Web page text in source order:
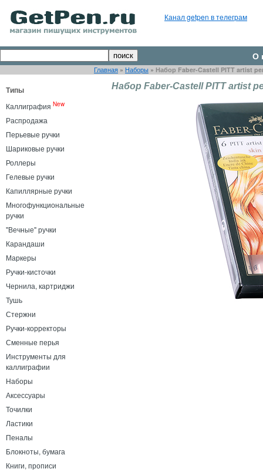
Канал getpen в телеграм
О
Главная » Наборы » Набор Faber-Castell PITT artist
Типы
Каллиграфия New
Распродажа
Перьевые ручки
Шариковые ручки
Роллеры
Гелевые ручки
Капиллярные ручки
Многофункциональные
ручки
"Вечные" ручки
Карандаши
Маркеры
Ручки-кисточки
Чернила, картриджи
Тушь
Стержни
Ручки-корректоры
Сменные перья
Инструменты для
каллиграфии
Наборы
Аксессуары
Точилки
Ластики
Пеналы
Блокноты, бумага
Книги, прописи
Набор Faber-Castell PITT artist